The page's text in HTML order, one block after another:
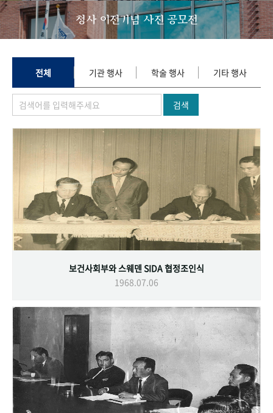
50+1 주년 기념
성과 50선 숫자로 보는 50년
세계와 함께 한 KIHASA
VR 역사관
청사 이전기념 사진 공모전
전체 기관 행사 학술 행사 기타 행사
검색
보건사회부와 스웨덴 SIDA 협정조인식
1968.07.06